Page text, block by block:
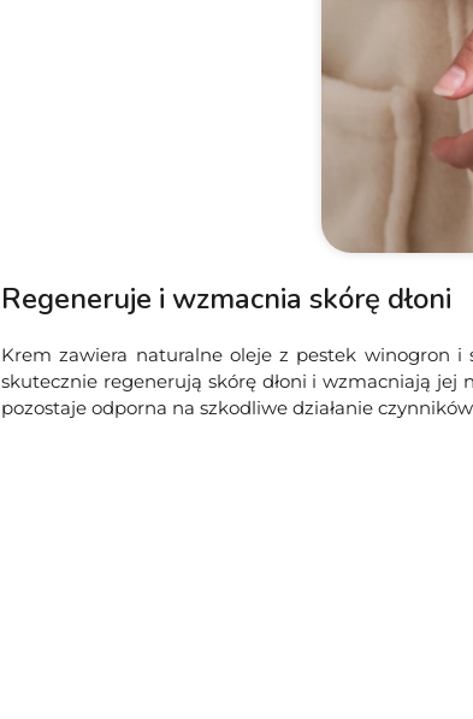
Regeneruje i wzmacnia skórę dłoni
Krem zawiera naturalne oleje z pestek winogron i
skutecznie regenerują skórę dłoni i wzmacniają
pozostaje odporna na szkodliwe działanie